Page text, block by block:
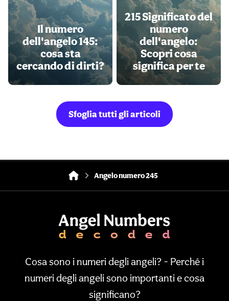
Il numero
dell'angelo 145:
cosa sta
cercando di dirti?
215 Significato del
numero
dell'angelo:
Scopri cosa
significa per te
Sfoglia tutti gli articoli
Angelo numero 245
Cosa sono i numeri degli angeli? - Perché i
numeri degli angeli sono importanti e cosa
significano?